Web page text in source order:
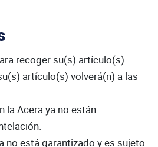
recoger su(s) artículo(s).
artículo(s) volverá(n) a las
la Acera ya no están
no está garantizado y es sujeto